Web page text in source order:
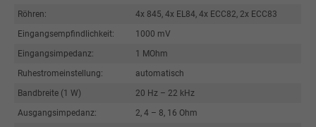
Röhren:
4x 845, 4x EL84, 4x ECC82, 2x ECC83
Eingangsempfindlichkeit:
1000 mV
Eingangsimpedanz:
1 MOhm
Ruhestromeinstellung:
automatisch
Bandbreite (1 W)
20 Hz – 22 kHz
Ausgangsimpedanz:
2, 4 – 8, 16 Ohm